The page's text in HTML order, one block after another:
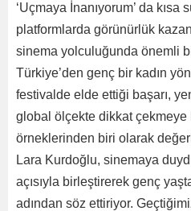
‘Uçmaya İnanıyorum’ da kısa
platformlarda görünürlük
sinema yolculuğunda önemli
Türkiye’den genç bir kadın
festivalde elde ettiği başarı,
global ölçekte dikkat çekmeye
örneklerinden biri olarak
Lara Kurdoğlu, sinemaya
açısıyla birleştirerek genç
adından söz ettiriyor.